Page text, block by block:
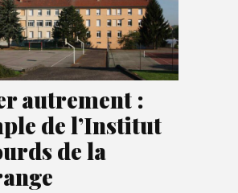
autrement :
de l’Institut
de la